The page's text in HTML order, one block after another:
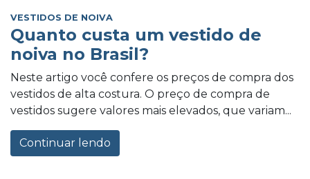
VESTIDOS DE NOIVA
Quanto custa um vestido de
noiva no Brasil?
Neste artigo você confere os preços de compra dos
vestidos de alta costura. O preço de compra de
vestidos sugere valores mais elevados, que variam...
Continuar lendo